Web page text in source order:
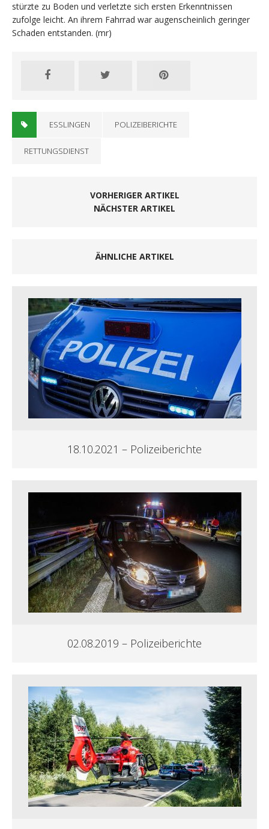
stürzte zu Boden und verletzte sich ersten Erkenntnissen
zufolge leicht. An ihrem Fahrrad war augenscheinlich geringer
Schaden entstanden. (mr)
ESSLINGEN POLIZEIBERICHTE
RETTUNGSDIENST
VORHERIGER ARTIKEL
NÄCHSTER ARTIKEL
ÄHNLICHE ARTIKEL
18.10.2021 – Polizeiberichte
02.08.2019 – Polizeiberichte